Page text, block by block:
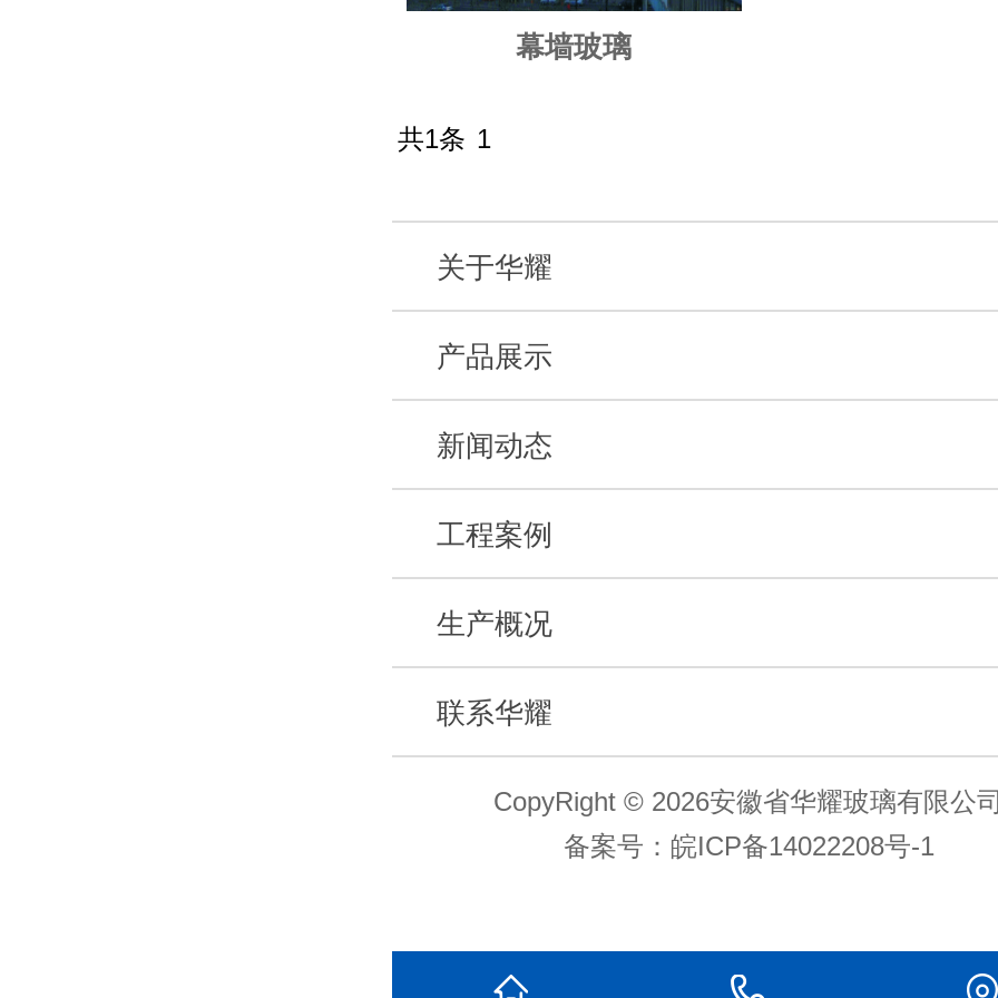
幕墙玻璃
共1条 1
关于华耀
产品展示
新闻动态
工程案例
生产概况
联系华耀
CopyRight © 2026安徽省华耀玻璃有限公
备案号： 皖ICP备14022208号-1